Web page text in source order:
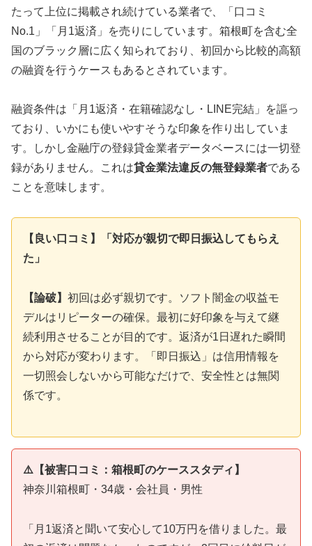
たって上位に掲載され続けている業者で、「口コミ
No.1」「月1返済」を売りにしています。箱根町を含む全
国のブラック層に広く知られており、初回から比較的高額
の融資を行うケースもあるとされています。
融資条件は「月1返済・在籍確認なし・LINE完結」を謳っ
ており、いかにも使いやすそうな印象を作り出していま
す。しかし金融庁の登録貸金業者データベースには一切登
録がありません。これは貸金業法違反の無登録業者である
ことを意味します。
【良い口コミ】「対応が親切で即日振込してもらえ
た」
【論破】 初回は必ず親切です。ソフト闇金の収益モ
デルはリピーターの確保。最初に好印象を与えて継
続利用させることが目的です。返済が1日遅れた瞬間
から対応が変わります。「即日振込」は信用情報を
一切照会しないから可能なだけで、安全性とは無関
係です。
⚠️【被害口コミ：箱根町のケーススタディ】
神奈川箱根町・34歳・会社員・男性
「月1返済と聞いて安心して10万円を借りました。最